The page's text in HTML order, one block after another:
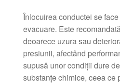
Înlocuirea conductei se
evacuare. Este
deoarece uzura sau
presiunii, afectând
supusă unor condiții dure
substanțe chimice, ceea ce